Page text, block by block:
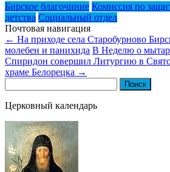
Бирское благочиние Комиссия по
детства Социальный отдел
Почтовая навигация
← На приходе села Старобурново
молебен и панихида В Неделю о
Спиридон совершил Литургию в
храме Белорецка →
Церковный календарь